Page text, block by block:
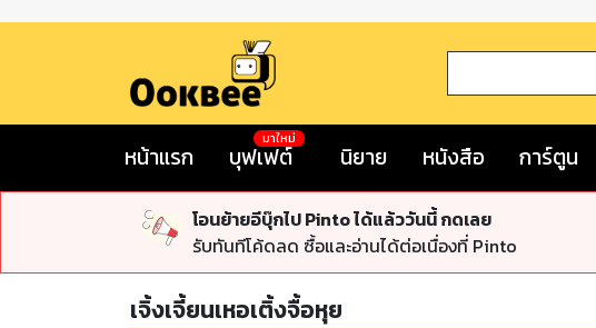
หน้าแรก บุฟเฟต์
มาใหม่
นิยาย หนังสือ การ์ตูน
โอนย้ายอีบุ๊กไป Pinto ได้แล้ววันนี้ กดเลย
รับทันทีโค้ดลด ซื้อและอ่านได้ต่อเนื่องที่ Pinto
เจิ้งเจี้ยนเหอเติ้งจื้อหุย